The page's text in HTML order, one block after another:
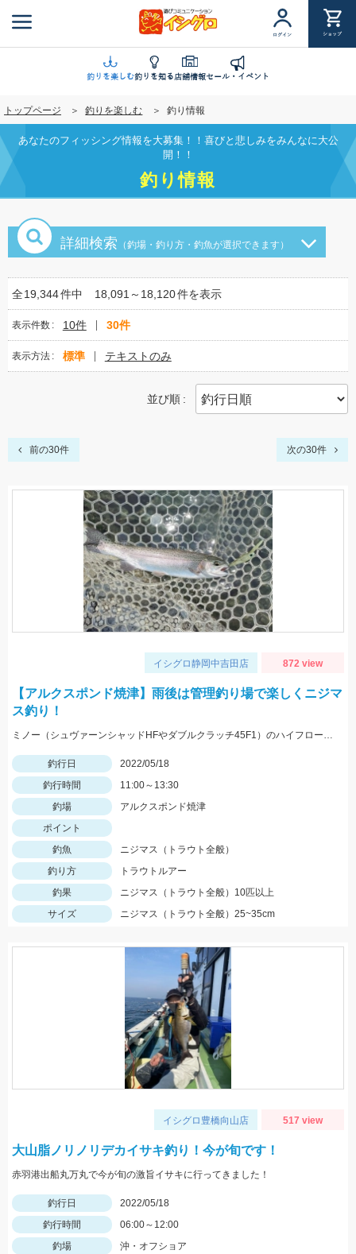
ン
に
移
動
ログイン ショップ
釣りを楽しむ釣りを知る店舗情報セール・イベント
トップページ 釣りを楽しむ 釣り情報
あなたのフィッシング情報を大募集！！喜びと悲しみをみんなに大公
開！！
釣り情報
詳細検索 （釣場・釣り方・釣魚が選択できます）
全19,344件中 18,091～18,120件を表示
表示件数 10件 30件
表示方法 標準 テキストのみ
並び順
前の30件 次の30件
イシグロ静岡中吉田店 872 view
【アルクスポンド焼津】雨後は管理釣り場で楽しくニジマ
ス釣り！
ミノー（シュヴァーンシャッドHFやダブルクラッチ45F1）のハイフロート釣法に好反応でした！
釣行日
2022/05/18
釣行時間
11:00～13:30
釣場
アルクスポンド焼津
ポイント
釣魚
ニジマス（トラウト全般）
釣り方
トラウトルアー
釣果
ニジマス（トラウト全般）10匹以上
サイズ
ニジマス（トラウト全般）25~35cm
イシグロ豊橋向山店 517 view
大山脂ノリノリデカイサキ釣り！今が旬です！
赤羽港出船丸万丸で今が旬の激旨イサキに行ってきました！
釣行日
2022/05/18
釣行時間
06:00～12:00
釣場
沖・オフショア